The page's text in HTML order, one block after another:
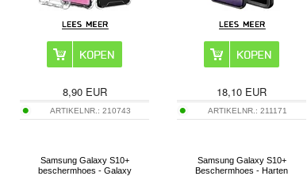
8,90EUR
ARTIKELNR.:210743
18,10 EUR
ARTIKELNR.:211171
Samsung Galaxy S10+
beschermhoes - Galaxy
Samsung Galaxy S10+
Beschermhoes - Harten